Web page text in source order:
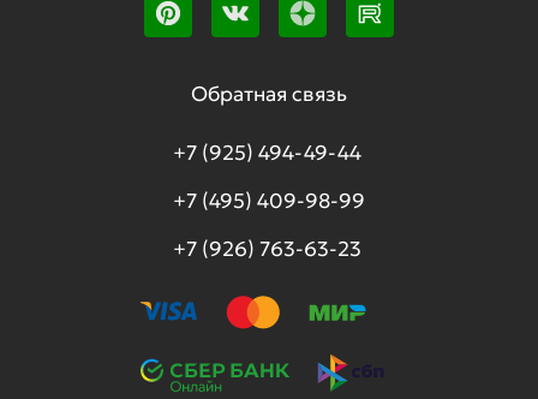
Обратная связь
+7 (925) 494-49-44
+7 (495) 409-98-99
+7 (926) 763-63-23